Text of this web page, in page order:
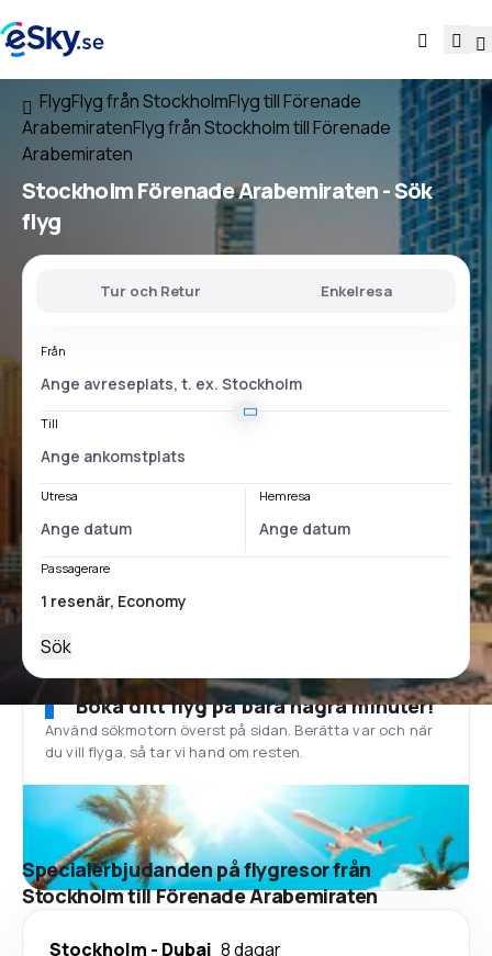
FlygFlyg från StockholmFlyg till Förenade
ArabemiratenFlyg från Stockholm till Förenade
Arabemiraten
Stockholm Förenade Arabemiraten- Sök
flyg
Tur och Retur Enkelresa
Från
Till
Utresa Hemresa
Passagerare
Sök
Boka ditt flyg på bara några minuter!
Använd sökmotorn överst på sidan. Berätta var och när
du vill flyga, så tar vi hand om resten.
Specialerbjudanden på flygresor från
Stockholm till Förenade Arabemiraten
Stockholm - Dubai 8 dagar